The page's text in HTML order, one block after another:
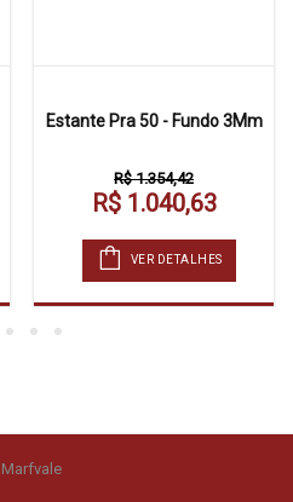
Estante Pra 50 - Fundo 3Mm
R$ 1.354,42
R$ 1.040,63
VER DETALHES